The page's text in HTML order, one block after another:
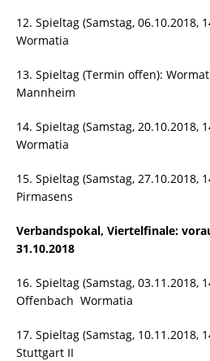
12. Spieltag (Samstag, 06.10.2018,
Wormatia
13. Spieltag (Termin offen):
Mannheim
14. Spieltag (Samstag, 20.10.2018,
Wormatia
15. Spieltag (Samstag,
Pirmasens
Verbandspokal, Viertelfinale:
31.10.2018
16. Spieltag (Samstag,
Offenbach  Wormatia
17. Spieltag (Samstag,
Stuttgart II